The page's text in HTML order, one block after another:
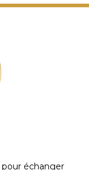
échanger